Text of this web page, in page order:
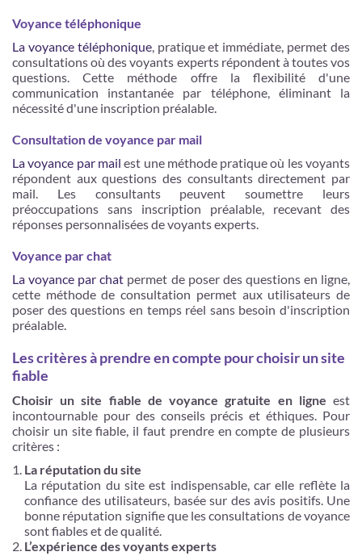
Voyance téléphonique
La voyance téléphonique, pratique et immédiate, permet des
consultations où des voyants experts répondent à toutes vos
questions. Cette méthode offre la flexibilité d'une
communication instantanée par téléphone, éliminant la
nécessité d'une inscription préalable.
Consultation de voyance par mail
La voyance par mail est une méthode pratique où les voyants
répondent aux questions des consultants directement par
mail. Les consultants peuvent soumettre leurs
préoccupations sans inscription préalable, recevant des
réponses personnalisées de voyants experts.
Voyance par chat
La voyance par chat permet de poser des questions en ligne,
cette méthode de consultation permet aux utilisateurs de
poser des questions en temps réel sans besoin d'inscription
préalable.
Les critères à prendre en compte pour choisir un site
fiable
Choisir un site fiable de voyance gratuite en ligne est
incontournable pour des conseils précis et éthiques. Pour
choisir un site fiable, il faut prendre en compte de plusieurs
critères :
La réputation du site
La réputation du site est indispensable, car elle reflète la
confiance des utilisateurs, basée sur des avis positifs. Une
bonne réputation signifie que les consultations de voyance
sont fiables et de qualité.
L’expérience des voyants experts